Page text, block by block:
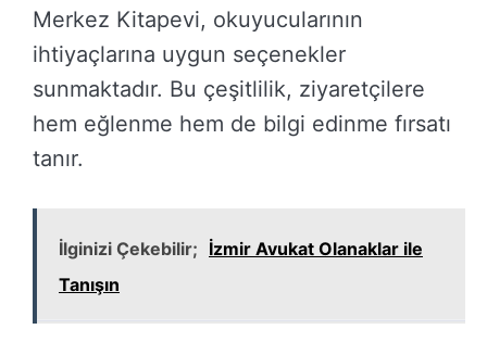
Merkez Kitapevi, okuyucularının
ihtiyaçlarına uygun seçenekler
sunmaktadır. Bu çeşitlilik, ziyaretçilere
hem eğlenme hem de bilgi edinme fırsatı
tanır.
İlginizi Çekebilir; İzmir Avukat Olanaklar ile
Tanışın